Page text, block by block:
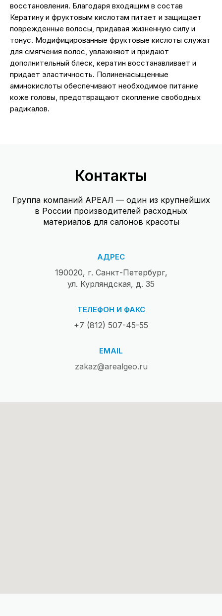
восстановления. Благодаря входящим в состав
Кератину и фруктовым кислотам питает и защищает
поврежденные волосы, придавая жизненную силу и
тонус. Модифицированные фруктовые кислоты служат
для смягчения волос, увлажняют и придают
дополнительный блеск, кератин восстанавливает и
придает эластичность. Полиненасыщенные
аминокислоты обеспечивают необходимое питание
коже головы, предотвращают скопление свободных
радикалов.
Контакты
Группа компаний АРЕАЛ — один из крупнейших
в России производителей расходных
материалов для салонов красоты
АДРЕС
190020, г. Санкт-Петербург,
ул. Курляндская, д. 35
ТЕЛЕФОН И ФАКС
+7 (812) 507-45-55
EMAIL
zakaz@arealgeo.ru